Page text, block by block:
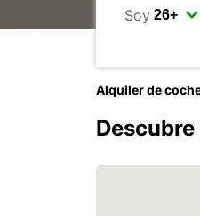
Soy
Alquiler de